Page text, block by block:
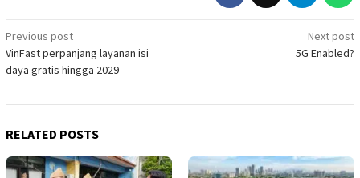
Post
navigation
Previous post
VinFast perpanjang layanan isi
daya gratis hingga 2029
Next post
5G Enabled?
RELATED POSTS